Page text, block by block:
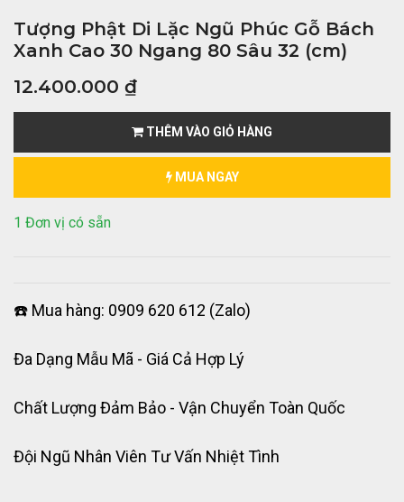
Tượng Phật Di Lặc Ngũ Phúc Gỗ Bách
Xanh Cao 30 Ngang 80 Sâu 32 (cm)
12.400.000 ₫
THÊM VÀO GIỎ HÀNG
MUA NGAY
1 Đơn vị có sẵn
☎️ Mua hàng: 0909 620 612 (Zalo)
Đa Dạng Mẫu Mã - Giá Cả Hợp Lý
Chất Lượng Đảm Bảo - Vận Chuyển Toàn Quốc
Đội Ngũ Nhân Viên Tư Vấn Nhiệt Tình